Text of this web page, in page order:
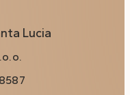
Lucia